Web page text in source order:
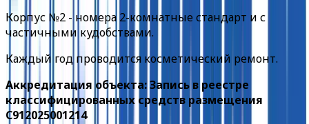
Корпус №2 - номера 2-комнатные стандарт и с
частичными кудобствами.
Каждый год проводится косметический ремонт.
Аккредитация объекта: Запись в реестре
классифицированных средств размещения
С912025001214